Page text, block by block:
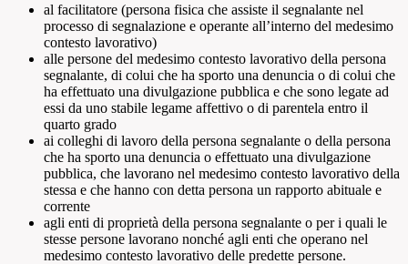
al facilitatore (persona fisica che assiste il segnalante nel
processo di segnalazione e operante all’interno del medesimo
contesto lavorativo)
alle persone del medesimo contesto lavorativo della persona
segnalante, di colui che ha sporto una denuncia o di colui che
ha effettuato una divulgazione pubblica e che sono legate ad
essi da uno stabile legame affettivo o di parentela entro il
quarto grado
ai colleghi di lavoro della persona segnalante o della persona
che ha sporto una denuncia o effettuato una divulgazione
pubblica, che lavorano nel medesimo contesto lavorativo della
stessa e che hanno con detta persona un rapporto abituale e
corrente
agli enti di proprietà della persona segnalante o per i quali le
stesse persone lavorano nonché agli enti che operano nel
medesimo contesto lavorativo delle predette persone.